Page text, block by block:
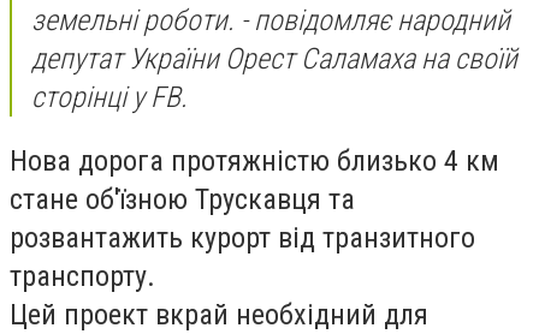
земельні роботи. - повідомляє народний
депутат України Орест Саламаха на своїй
сторінці у FB.
Нова дорога протяжністю близько 4 км
стане об'їзною Трускавця та
розвантажить курорт від транзитного
транспорту.
Цей проект вкрай необхідний для